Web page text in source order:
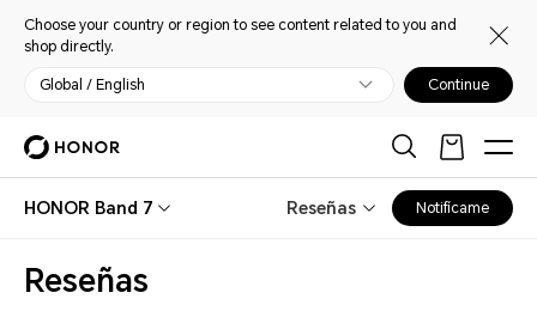
Choose your country or region to see content related to you and
shop directly.
Global / English Continue
HONOR Band 7 Reseñas Notifícame
Reseñas